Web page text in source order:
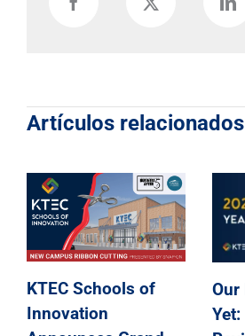
Artículos relacionados
KTEC Schools of
Innovation